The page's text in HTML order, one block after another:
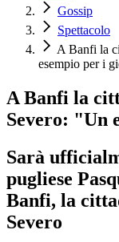
Gossip
Spettacolo
A Banfi la
esempio per i
A Banfi la
Severo: "Un
Sarà
pugliese
Banfi, la
Severo